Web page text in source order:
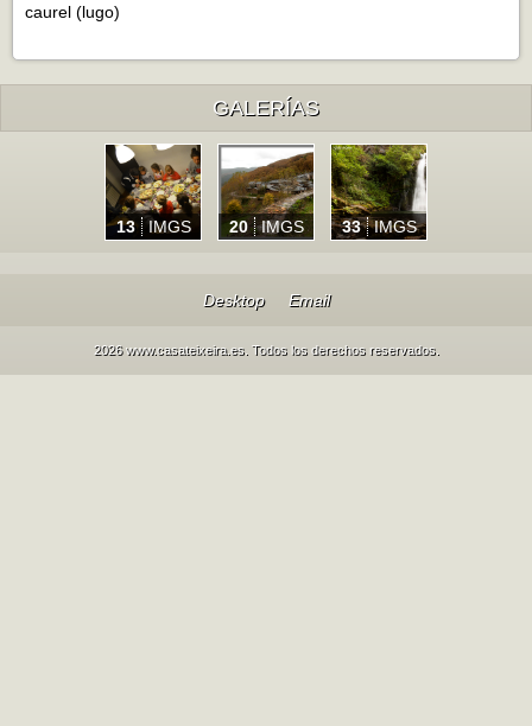
caurel (lugo)
GALERÍAS
13 IMGS 20 IMGS 33 IMGS
Desktop Email
2026 www.casateixeira.es. Todos los derechos reservados.